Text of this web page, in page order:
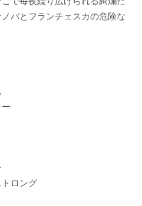
バとフランチェスカの危険な
ロング